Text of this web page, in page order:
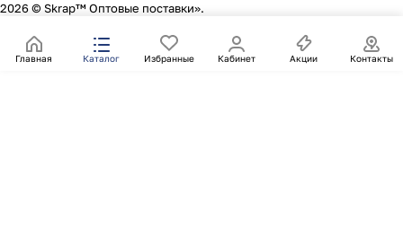
2026 © Skrap™ Оптовые поставки».
Главная Каталог Избранные Кабинет Акции Контакты